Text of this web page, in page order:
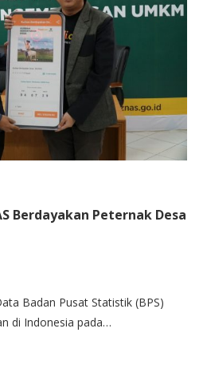
Berdayakan Peternak Desa
Badan Pusat Statistik (BPS)
di Indonesia pada…